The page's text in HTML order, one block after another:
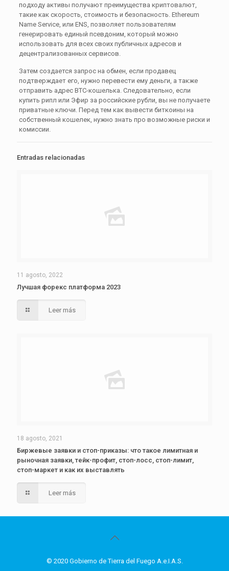
подходу активы получают преимущества криптовалют,
такие как скорость, стоимость и безопасность. Ethereum
Name Service, или ENS, позволяет пользователям
генерировать единый псевдоним, который можно
использовать для всех своих публичных адресов и
децентрализованных сервисов.
Затем создается запрос на обмен, если продавец
подтверждает его, нужно перевести ему деньги, а также
отправить адрес BTC-кошелька. Следовательно, если
купить рипл или Эфир за российские рубли, вы не получаете
приватные ключи. Перед тем как вывести биткоины на
собственный кошелек, нужно знать про возможные риски и
комиссии.
Entradas relacionadas
11 agosto, 2022
Лучшая форекс платформа 2023
Leer más
18 agosto, 2021
Биржевые заявки и стоп-приказы: что такое лимитная и
рыночная заявки, тейк-профит, стоп-лосс, стоп-лимит,
стоп-маркет и как их выставлять
Leer más
© 2020 Gobierno de Tierra del Fuego A.e.I.A.S.